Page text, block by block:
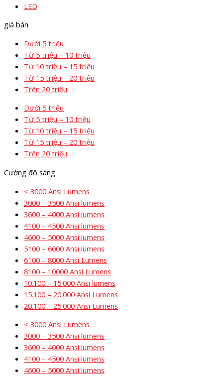
LED
giá bán
Dưới 5 triệu
Từ 5 triệu – 10 triệu
Từ 10 triệu – 15 triệu
Từ 15 triệu – 20 triệu
Trên 20 triệu
Dưới 5 triệu
Từ 5 triệu – 10 triệu
Từ 10 triệu – 15 triệu
Từ 15 triệu – 20 triệu
Trên 20 triệu
Cường độ sáng
< 3000 Ansi Lumens
3000 – 3500 Ansi lumens
3600 – 4000 Ansi lumens
4100 – 4500 Ansi lumens
4600 – 5000 Ansi lumens
5100 – 6000 Ansi lumens
6100 – 8000 Ansi Lumens
8100 – 10000 Ansi Lumens
10.100 – 15.000 Ansi lumens
15.100 – 20.000 Ansi Lumens
20.100 – 25.000 Ansi Lumens
< 3000 Ansi Lumens
3000 – 3500 Ansi lumens
3600 – 4000 Ansi lumens
4100 – 4500 Ansi lumens
4600 – 5000 Ansi lumens